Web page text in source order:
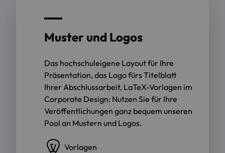
Muster und Logos
Das hochschuleigene Layout für Ihre
Präsentation, das Logo fürs Titelblatt
Ihrer Abschlussarbeit, LaTeX-Vorlagen im
Corporate Design: Nutzen Sie für Ihre
Veröffentlichungen ganz bequem unseren
Pool an Mustern und Logos.
Vorlagen